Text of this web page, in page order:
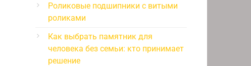
Роликовые подшипники с витыми
роликами
Как выбрать памятник для
человека без семьи: кто принимает
решение